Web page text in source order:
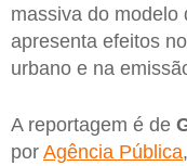
massiva do modelo
apresenta efeitos
urbano e na
A reportagem é de
por Agência Pública